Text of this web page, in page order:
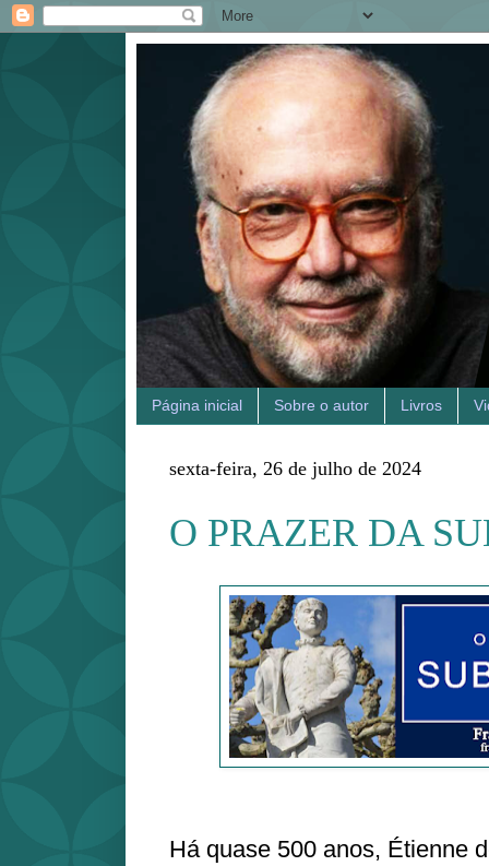
Página inicial Sobre o autor Livros
sexta-feira, 26 de julho de 2024
O PRAZER DA
Há quase 500 anos, Étienne